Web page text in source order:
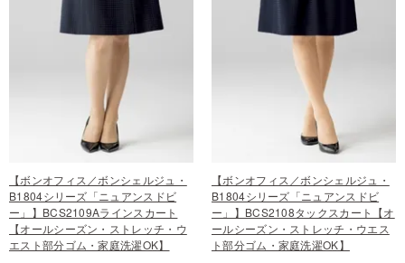
【ボンオフィス／ボンシェルジュ・
B1804シリーズ「ニュアンスドビ
ー」】BCS2109Aラインスカート
【オールシーズン・ストレッチ・ウ
エスト部分ゴム・家庭洗濯OK】
【ボンオフィス／ボンシェルジュ・
B1804シリーズ「ニュアンスドビ
ー」】BCS2108タックスカート【オ
ールシーズン・ストレッチ・ウエス
ト部分ゴム・家庭洗濯OK】